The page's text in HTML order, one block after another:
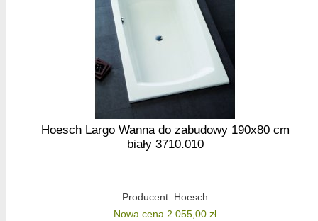
Hoesch Largo Wanna do zabudowy 190x80 cm
biały 3710.010
Producent: Hoesch
Nowa cena 2 055,00 zł